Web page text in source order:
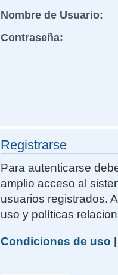
Nombre de Usuario:
Contraseña:
Registrarse
Para autenticarse
amplio acceso al
usuarios registrados.
uso y políticas
Condiciones de uso